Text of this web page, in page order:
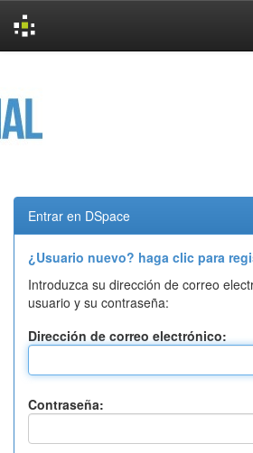
Entrar en DSpace
¿Usuario nuevo? haga clic para
Introduzca su dirección de correo
usuario y su contraseña:
Dirección de correo electrónico:
Contraseña: